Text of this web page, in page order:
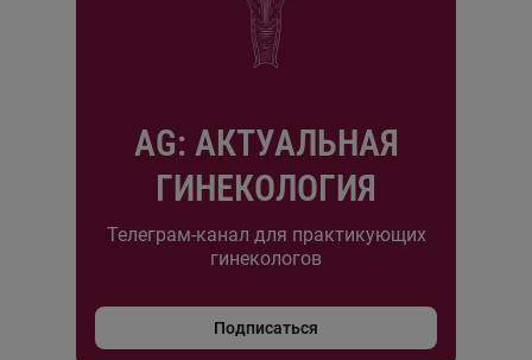
AG: АКТУАЛЬНАЯ
ГИНЕКОЛОГИЯ
Телеграм-канал для практикующих
гинекологов
Подписаться